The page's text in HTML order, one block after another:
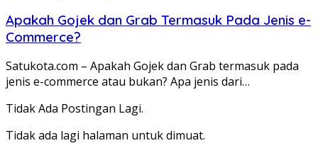
Apakah Gojek dan Grab Termasuk Pada Jenis e-
Commerce?
Satukota.com – Apakah Gojek dan Grab termasuk pada
jenis e-commerce atau bukan? Apa jenis dari…
Tidak Ada Postingan Lagi.
Tidak ada lagi halaman untuk dimuat.